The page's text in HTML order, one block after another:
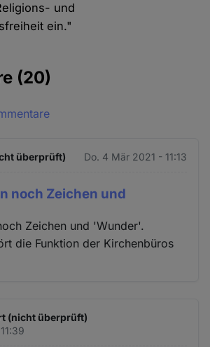
und
ein."
(20)
überprüft) Do. 4 Mär 2021 - 11:13
noch Zeichen und
Zeichen und 'Wunder'.
die Funktion der Kirchenbüros
(nicht überprüft)